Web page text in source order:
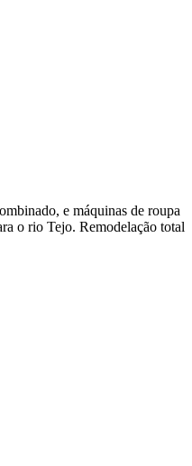
e máquinas de roupa
o rio Tejo. Remodelação total